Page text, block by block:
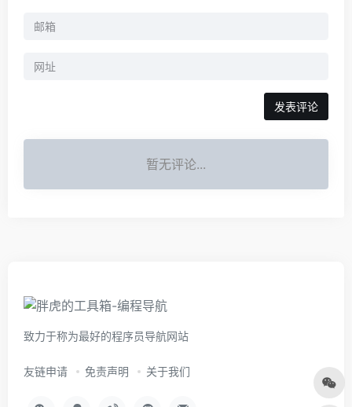
暂无评论...
致力于称为最好的程序员导航网站
友链申请 免责声明 关于我们